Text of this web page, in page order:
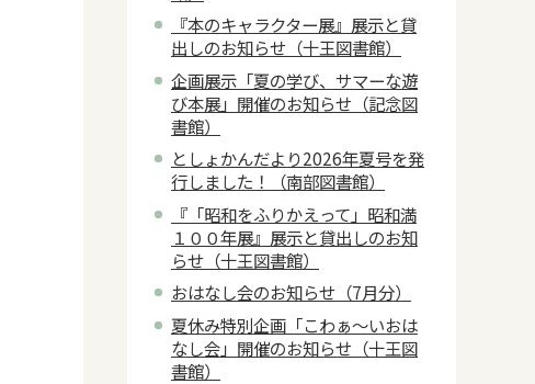
『本のキャラクター展』展示と貸
出しのお知らせ（十王図書館）
企画展示「夏の学び、サマーな遊
び本展」開催のお知らせ（記念図
書館）
としょかんだより2026年夏号を発
行しました！（南部図書館）
『「昭和をふりかえって」昭和満
１００年展』展示と貸出しのお知
らせ（十王図書館）
おはなし会のお知らせ（7月分）
夏休み特別企画「こわぁ～いおは
なし会」開催のお知らせ（十王図
書館）